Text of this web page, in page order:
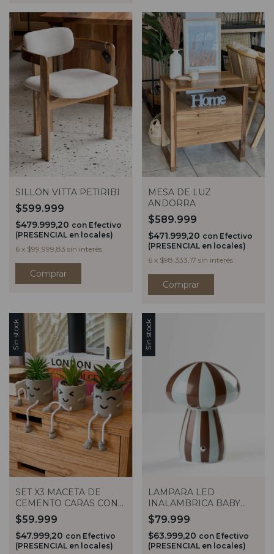
SILLON VITTA PETIRIBI
$599.999
$479.999,20 con Efectivo
(PRESENCIAL en locales)
6 x $99.999,83 sin interés
MESA DE LUZ
ANDORRA
$589.999
$471.999,20 con Efectivo
(PRESENCIAL en locales)
6 x $98.333,17 sin interés
Sin stock
SET X3 MACETA DE
CEMENTO CARAS CON
PLANTA ARTIFICIAL
$59.999
$47.999,20 con Efectivo
(PRESENCIAL en locales)
Sin stock
LAMPARA LED
INALAMBRICA BABY
FUNGI STRIPES
MARRON
$79.999
$63.999,20 con Efectivo
(PRESENCIAL en locales)